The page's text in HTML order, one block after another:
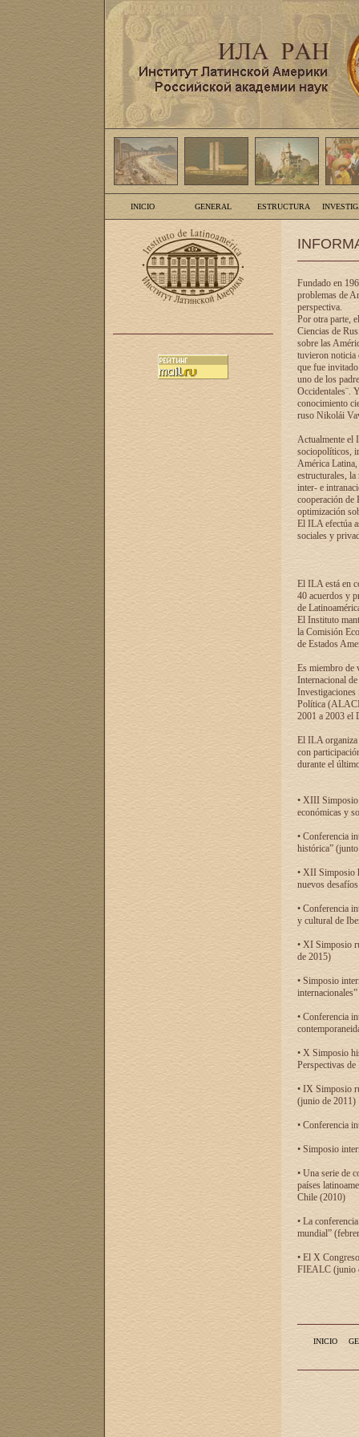
INICIO GENERAL ESTRUCTURA
Fundado en
problemas de
perspectiva.
Por otra parte,
Ciencias de
sobre las
tuvieron noticia
que fue
uno de los
Occidentales¨.
conocimiento
ruso Nikolái
Actualmente el
sociopolíticos,
América Latina,
estructurales,
inter- e
cooperación de
optimización
El ILA efectúa
sociales y
El ILA está en
40 acuerdos y
de
El Instituto
la Comisión
de Estados
Es miembro de
Internacional
Investigaciones
Política
2001 a 2003 el
El ILA organiza
con
durante el
• XIII Simposio
económicas y
• Conferencia
histórica”
• XII Simposio
nuevos
• Conferencia
y cultural de
• XI Simposio
de 2015)
• Simposio
• Conferencia
• X Simposio
Perspectivas
• IX Simposio
(junio de 2011)
• Conferencia
• Simposio
• Una serie de
países
Chile (2010)
• La
mundial”
• El X
FIEALC (junio
INICIO